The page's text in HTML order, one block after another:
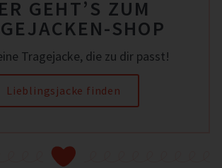
GEHT’S ZUM
SHOP
Tragejacke, die zu dir passt!
Lieblingsjacke finden